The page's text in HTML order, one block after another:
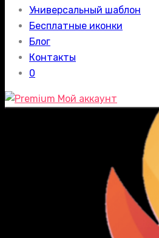
Универсальный шаблон
Бесплатные иконки
Блог
Контакты
0
Мой аккаунт